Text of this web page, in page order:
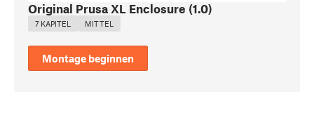
Original Prusa XL Enclosure (1.0)
7 KAPITEL MITTEL
Montage beginnen